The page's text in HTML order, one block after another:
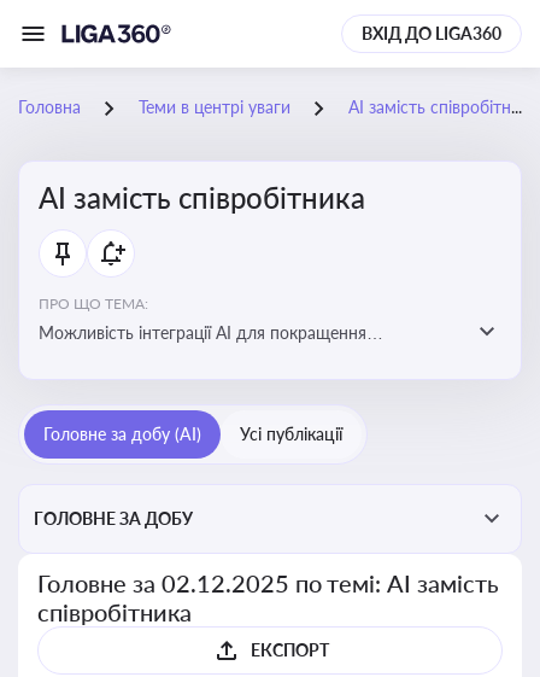
ВХІД ДО LIGA360
Головна Теми в центрі уваги АІ замість співробітника
АІ замість співробітника
ПРО ЩО ТЕМА:
Можливість інтеграції АІ для покращення
Головне за добу (AI) Усі публікації
ГОЛОВНЕ ЗА ДОБУ
Головне за 02.12.2025 по темі: АІ замість
співробітника
ЕКСПОРТ